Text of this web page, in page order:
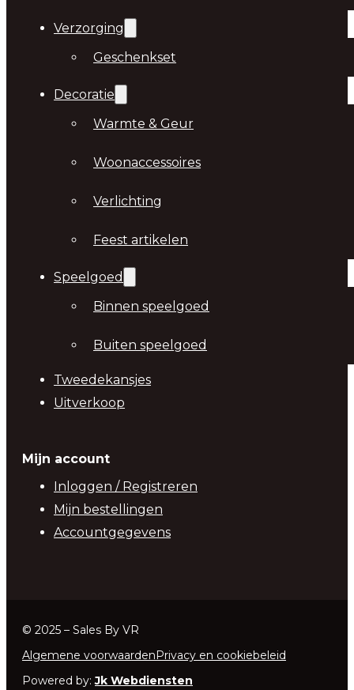
Verzorging
Geschenkset
Decoratie
Warmte & Geur
Woonaccessoires
Verlichting
Feest artikelen
Speelgoed
Binnen speelgoed
Buiten speelgoed
Tweedekansjes
Uitverkoop
Mijn account
Inloggen / Registreren
Mijn bestellingen
Accountgegevens
© 2025 – Sales By VR
Algemene voorwaarden Privacy en cookiebeleid
Powered by:Jk Webdiensten